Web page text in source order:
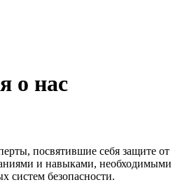
о нас
посвятившие себя защите от
и навыками, необходимыми
систем безопасности.